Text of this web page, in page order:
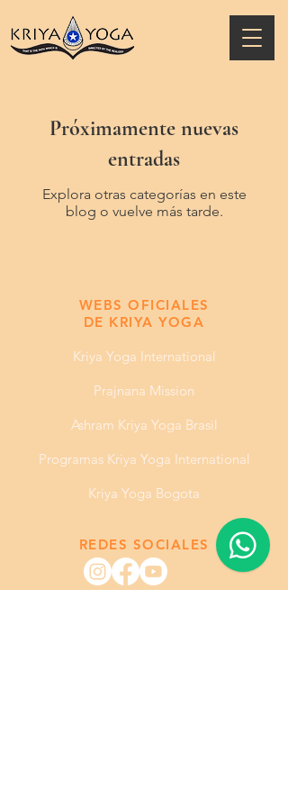
Próximamente nuevas
entradas
Explora otras categorías en este
blog o vuelve más tarde.
​​WEBS OFICIALES
DE KRIYA YOGA
Kriya Yoga International
Prajnana Mission
Ashram Kriya Yoga Brasil
Programas Kriya Yoga International
Kriya Yoga Bogota
REDES SOCIALES